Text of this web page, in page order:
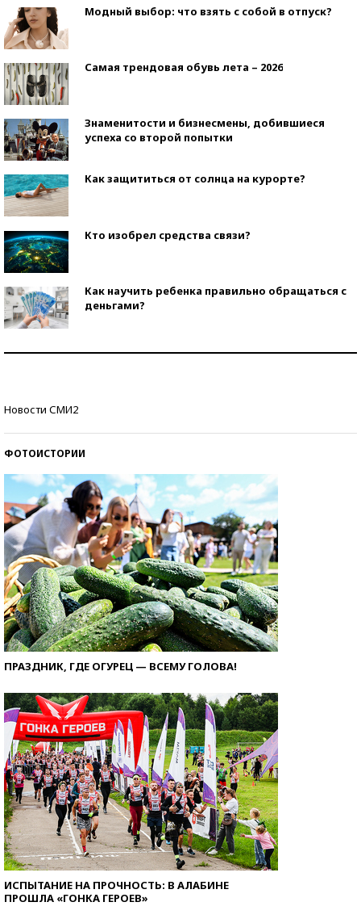
Модный выбор: что взять с собой в отпуск?
Самая трендовая обувь лета – 2026
Знаменитости и бизнесмены, добившиеся
успеха со второй попытки
Как защититься от солнца на курорте?
Кто изобрел средства связи?
Как научить ребенка правильно обращаться с
деньгами?
Новости СМИ2
ФОТОИСТОРИИ
ПРАЗДНИК, ГДЕ ОГУРЕЦ — ВСЕМУ ГОЛОВА!
ИСПЫТАНИЕ НА ПРОЧНОСТЬ: В АЛАБИНЕ
ПРОШЛА «ГОНКА ГЕРОЕВ»